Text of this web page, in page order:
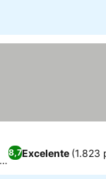
8,7Excelente (1.823